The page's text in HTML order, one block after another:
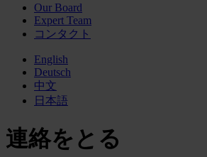
Our Board
Expert Team
コンタクト
English
Deutsch
中文
日本語
連絡をとる